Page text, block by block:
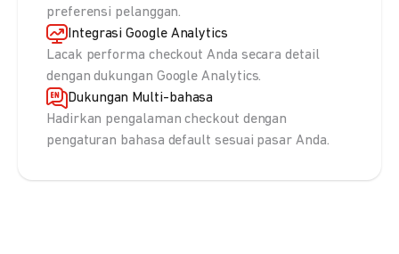
preferensi pelanggan.
Integrasi Google Analytics
Lacak performa checkout Anda secara detail
dengan dukungan Google Analytics.
Dukungan Multi-bahasa
Hadirkan pengalaman checkout dengan
pengaturan bahasa default sesuai pasar Anda.